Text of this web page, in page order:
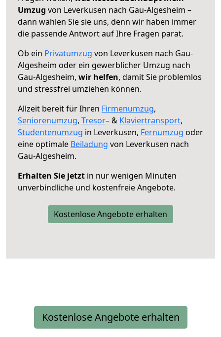
Umzug von Leverkusen nach Gau-Algesheim –
dann wählen Sie sie uns, denn wir haben immer
die passende Antwort auf Ihre Fragen parat.
Ob ein Privatumzug von Leverkusen nach Gau-
Algesheim oder ein gewerblicher Umzug nach
Gau-Algesheim, wir helfen, damit Sie problemlos
und stressfrei umziehen können.
Allzeit bereit für Ihren Firmenumzug,
Seniorenumzug, Tresor– & Klaviertransport,
Studentenumzug in Leverkusen, Fernumzug oder
eine optimale Beiladung von Leverkusen nach
Gau-Algesheim.
Erhalten Sie jetzt in nur wenigen Minuten
unverbindliche und kostenfreie Angebote.
Kostenlose Angebote erhalten
Kostenlose Angebote erhalten